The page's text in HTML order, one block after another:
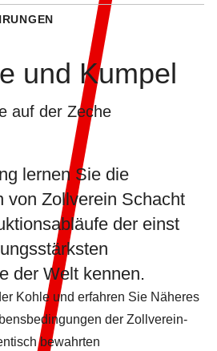
und Kumpel
auf der Zeche
lernen Sie die
von Zollverein Schacht
der einst
der Welt kennen.
Kohle und erfahren Sie Näheres
der Zollverein-
bewahrten